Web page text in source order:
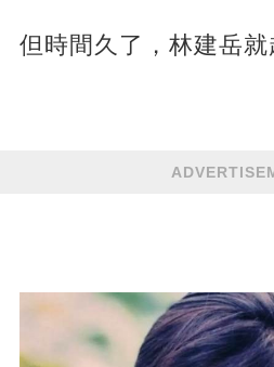
但時間久了，林建岳就